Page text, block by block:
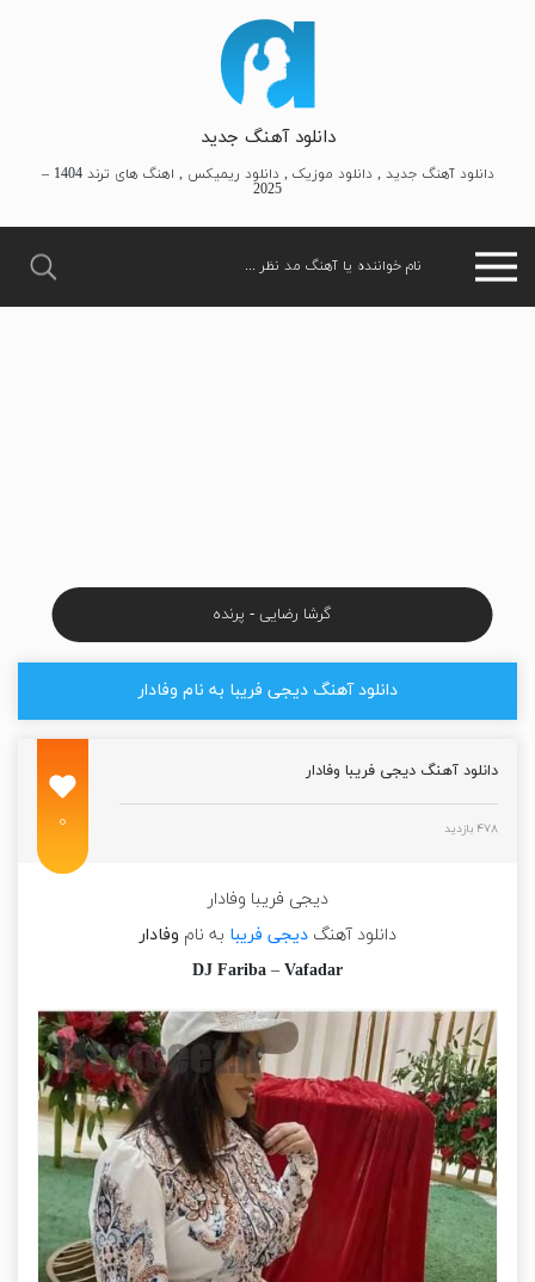
دانلود آهنگ جدید
دانلود آهنگ جدید , دانلود موزیک , دانلود ریمیکس , اهنگ های ترند 1404 –
2025
گرشا رضایی - پرنده
دانلود آهنگ دیجی فریبا به نام وفادار
دانلود آهنگ دیجی فریبا وفادار
۴۷۸ بازدید ۰
دیجی فریبا وفادار
دانلود آهنگدیجی فریبا به نام وفادار
DJ Fariba – Vafadar